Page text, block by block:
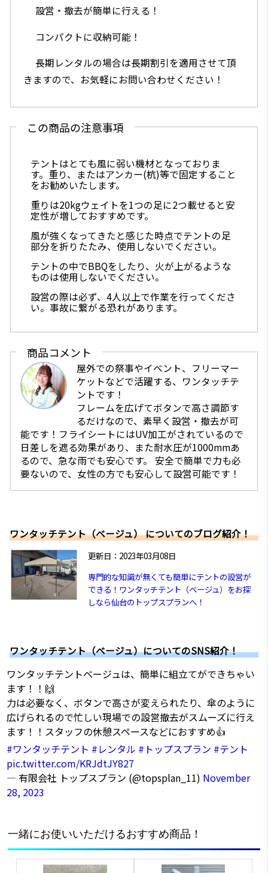
設営・撤去が簡単に行える！
コンパクトに収納可能！
長期レンタルの場合は長期割引を適用させて頂
きますので、お気軽にお問い合わせください！
この商品の注意事項
テントはとても風に弱い機材となっておりま
す。重り、またはアンカー(杭)等で固定すること
をお勧めいたします。
重りは20kgウェイトを1つの足に2つ載せると安
定性が増しておすすめです。
風が強くなってきたと感じた時点でテントの足
部分を折りたたみ、使用しないでください。
テントの中でBBQをしたり、火が上がるような
ものは使用しないでください。
設営の際は必ず、4人以上で作業を行ってくださ
い。事故に繋がる恐れがあります。
商品コメント
屋外での祭事やイベント、フリーマー
ケットなどで活躍する、ワンタッチテ
ントです！
フレームを広げてボタンで高さ調節す
るだけなので、素早く設営・撤去が可
能です！フライシートにはUV加工がされているので
日差しを遮る効果があり、また耐水圧が1000mmあ
るので、急な雨でも安心です。 安全で簡単で力も必
要ないので、女性の方でも安心して設営可能です！
ワンタッチテント（ベージュ） についてのブログ紹介！
更新日：2023年03月08日
専門的な知識が無くても簡単にテントの設営が
できる！ワンタッチテント（ベージュ）をお探
しなら仙台のトップスプランへ！
ワンタッチテント（ベージュ）についてのSNS紹介！
ワンタッチテントベージュは、簡単に組立てができちゃい
ます！！🙌
力は必要なく、ボタンで高さが変えられたり、傘のように
広げられるので忙しい現場での設営撤去がスムーズに行え
ます！！スタッフの休憩スペースなどにおすすめ👍
#ワンタッチテント #レンタル #トップスプラン #テント
pic.twitter.com/KRJdtJY827
— 有限会社 トップスプラン (@topsplan_11) November
28, 2023
一緒にお使いいただけるおすすめ商品！